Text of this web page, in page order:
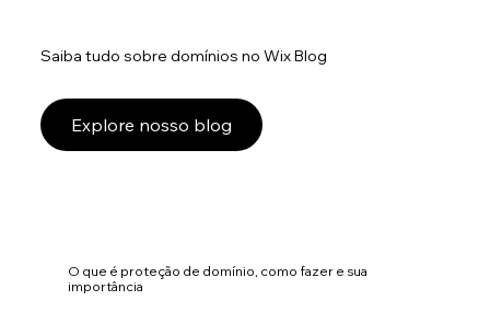
Saiba tudo sobre domínios no Wix Blog
Explore nosso blog
O que é proteção de domínio, como fazer e sua
importância